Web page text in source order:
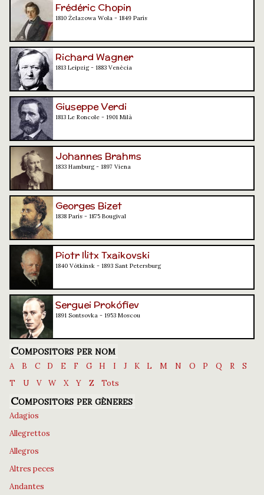
Frédéric Chopin
1810 Żelazowa Wola - 1849 París
Richard Wagner
1813 Leipzig - 1883 Venècia
Giuseppe Verdi
1813 Le Roncole - 1901 Milà
Johannes Brahms
1833 Hamburg - 1897 Viena
Georges Bizet
1838 París - 1875 Bougival
Piotr Ilitx Txaikovski
1840 Vótkinsk - 1893 Sant Petersburg
Serguei Prokófiev
1891 Sontsovka - 1953 Moscou
Compositors per nom
A B C D E F G H I J K L M N O P Q R
S
T
U V W X Y Z Tots
Compositors per gèneres
Adagios
Allegrettos
Allegros
Altres peces
Andantes